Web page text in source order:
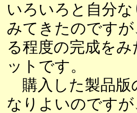
いろいろと自分
みてきたのです
る程度の完成を
ットです。
購入した製品版
なりよいのです